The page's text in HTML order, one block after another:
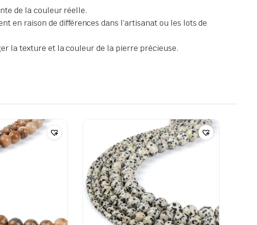
de la couleur réelle.
en raison de différences dans l’artisanat ou les lots de
la texture et la couleur de la pierre précieuse.